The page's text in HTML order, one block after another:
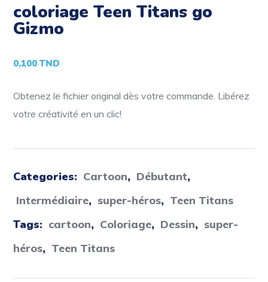
coloriage Teen Titans go
Gizmo
0,100TND
Obtenez le fichier original dès votre commande. Libérez
votre créativité en un clic!
Categories: Cartoon, Débutant,
Intermédiaire, super-héros, Teen Titans
Tags: cartoon, Coloriage, Dessin, super-
héros, Teen Titans